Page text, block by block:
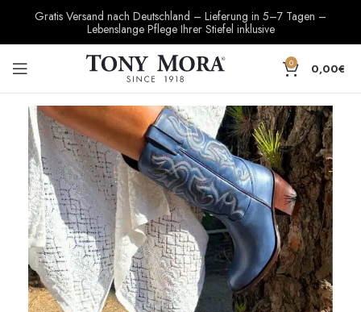
Gratis Versand nach Deutschland – Lieferung in 5–7 Tagen –
Lebenslange Pflege Ihrer Stiefel inklusive
0 0,00€